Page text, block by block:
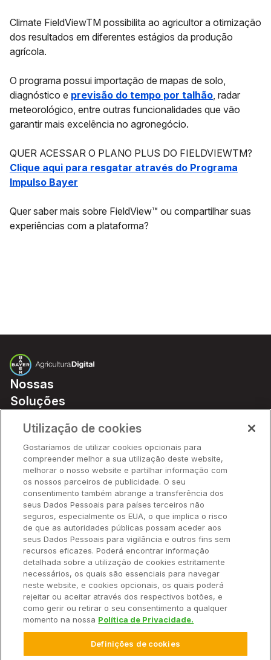
Climate FieldViewTM possibilita ao agricultor a otimização
dos resultados em diferentes estágios da produção
agrícola.
O programa possui importação de mapas de solo,
diagnóstico e previsão do tempo por talhão , radar
meteorológico, entre outras funcionalidades que vão
garantir mais excelência no agronegócio.
QUER ACESSAR O PLANO PLUS DO FIELDVIEWTM?
Clique aqui para resgatar através do Programa
Impulso Bayer
Quer saber mais sobre FieldView™ ou compartilhar suas
experiências com a plataforma?
Nossas
Soluções
Parceiros
Hardware
Ajuda Rápida
Recursos
Empresa
Contato
© 2025 Climate LLC. Todos os direitos reservados.
Utilização de cookies
Gostaríamos de utilizar cookies opcionais para
compreender melhor a sua utilização deste website,
melhorar o nosso website e partilhar informação com
os nossos parceiros de publicidade. O seu
consentimento também abrange a transferência dos
seus Dados Pessoais para países terceiros não
seguros, especialmente os EUA, o que implica o risco
de que as autoridades públicas possam aceder aos
seus Dados Pessoais para vigilância e outros fins sem
recursos eficazes. Poderá encontrar informação
detalhada sobre a utilização de cookies estritamente
necessários, os quais são essenciais para navegar
neste website, e cookies opcionais, os quais poderá
rejeitar ou aceitar através dos respectivos botões, e
como gerir ou retirar o seu consentimento a qualquer
momento na nossa Política de Privacidade.
Definições de cookies